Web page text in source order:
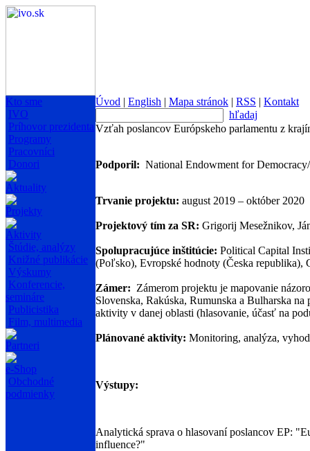
Kto sme
IVO
Príhovor prezidenta
Programy
Pracovníci
Donori
Aktuality
Projekty
Aktivity
Štúdie, analýzy
Knižné publikácie
Výskumy
Konferencie,
semináre
Publicistika
Film, multimedia
Partneri
e-Shop
Obchodné
podmienky
Úvod | English | Mapa stránok | RSS | Kontakt
hľadaj
Vzťah poslancov Európskeho parlamentu z
Podporil: National Endowment for
Trvanie projektu: august 2019 – október 2020
Projektový tím za SR: Grigorij Mesežnikov,
Spolupracujúce inštitúcie: Political Capital
(Poľsko), Evropské hodnoty (Česka republika),
Zámer: Zámerom projektu je mapovanie
Slovenska, Rakúska, Rumunska a Bulharska
aktivity v danej oblasti (hlasovanie, účasť na
Plánované aktivity: Monitoring, analýza,
Výstupy:
Analytická sprava o hlasovaní poslancov EP:
influence?"